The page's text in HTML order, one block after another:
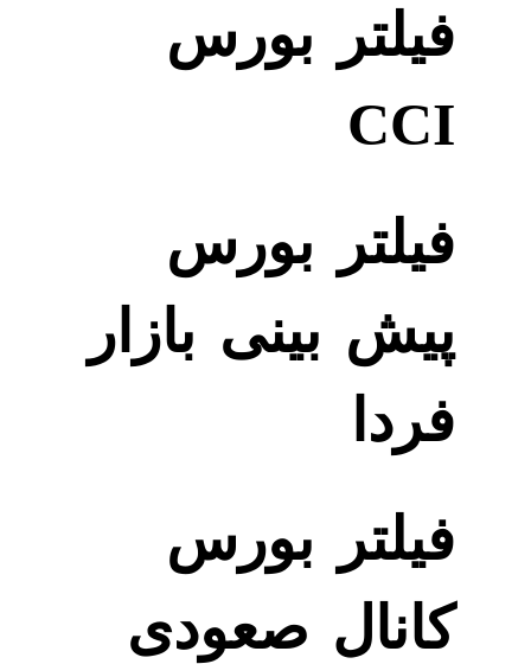
فیلتر بورس
CCI
فیلتر بورس
پیش بینی بازار
فردا
فیلتر بورس
کانال صعودی